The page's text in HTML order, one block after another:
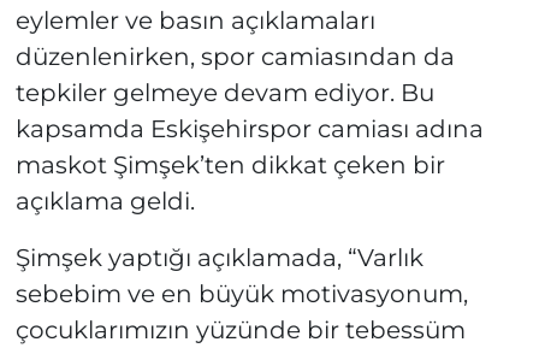
eylemler ve basın açıklamaları
düzenlenirken, spor camiasından da
tepkiler gelmeye devam ediyor. Bu
kapsamda Eskişehirspor camiası adına
maskot Şimşek’ten dikkat çeken bir
açıklama geldi.
Şimşek yaptığı açıklamada, “Varlık
sebebim ve en büyük motivasyonum,
çocuklarımızın yüzünde bir tebessüm